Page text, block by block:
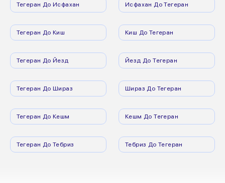
Тегеран До Исфахан Исфахан До Тегеран
Тегеран До Киш Киш До Тегеран
Тегеран До Йезд Йезд До Тегеран
Тегеран До Шираз Шираз До Тегеран
Тегеран До Кешм Кешм До Тегеран
Тегеран До Тебриз Тебриз До Тегеран